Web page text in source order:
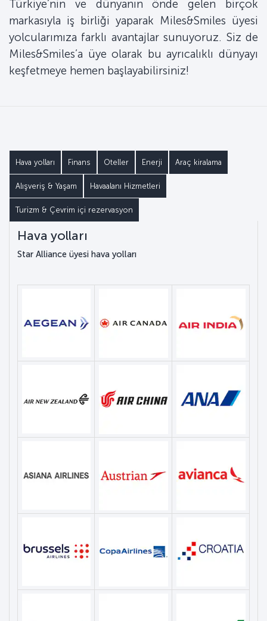
Türkiye’nin ve dünyanın önde gelen birçok
markasıyla iş birliği yaparak Miles&Smiles üyesi
yolcularımıza farklı avantajlar sunuyoruz. Siz de
Miles&Smiles’a üye olarak bu ayrıcalıklı dünyayı
keşfetmeye hemen başlayabilirsiniz!
Hava yolları Finans Oteller Enerji Araç kiralama
Alışveriş & Yaşam Havaalanı Hizmetleri
Turizm & Çevrim içi rezervasyon
Hava yolları
Star Alliance üyesi hava yolları